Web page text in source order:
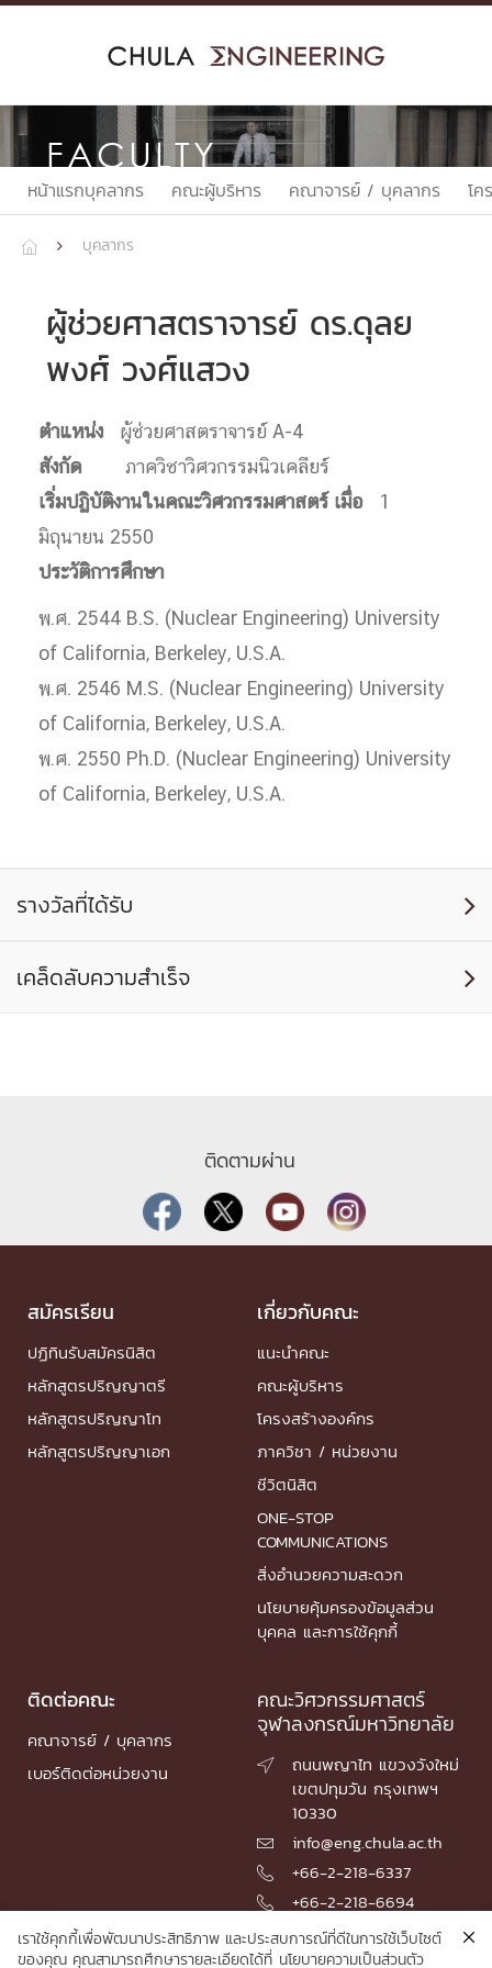
Skip
FACULTY
หน้าแรกบุคลากร คณะผู้บริหาร คณาจารย์ / บุคลากร โ
  บุคลากร
ผู้ช่วยศาสตราจารย์ ดร.ดุลย
พงศ์ วงศ์แสวง
ตำแหน่ง ผู้ช่วยศาสตราจารย์ A-4
สังกัด ภาควิชาวิศวกรรมนิวเคลียร์
เริ่มปฏิบัติงานในคณะวิศวกรรมศาสตร์ เมื่อ 1
มิถุนายน 2550
ประวัติการศึกษา
พ.ศ. 2544 B.S. (Nuclear Engineering) University
of California, Berkeley, U.S.A.
พ.ศ. 2546 M.S. (Nuclear Engineering) University
of California, Berkeley, U.S.A.
พ.ศ. 2550 Ph.D. (Nuclear Engineering) University
of California, Berkeley, U.S.A.
รางวัลที่ได้รับ 
เคล็ดลับความสำเร็จ 
ติดตามผ่าน
สมัครเรียน
ปฏิทินรับสมัครนิสิต
หลักสูตรปริญญาตรี
หลักสูตรปริญญาโท
หลักสูตรปริญญาเอก
เกี่ยวกับคณะ
แนะนำคณะ
คณะผู้บริหาร
โครงสร้างองค์กร
ภาควิชา / หน่วยงาน
ชีวิตนิสิต
ONE-STOP
COMMUNICATIONS
สิ่งอำนวยความสะดวก
นโยบายคุ้มครองข้อมูลส่วน
บุคคล และการใช้คุกกี้
ติดต่อคณะ
คณาจารย์ / บุคลากร
เบอร์ติดต่อหน่วยงาน
คณะวิศวกรรมศาสตร์
จุฬาลงกรณ์มหาวิทยาลัย

ถนนพญาไท แขวงวังใหม่
เขตปทุมวัน กรุงเทพฯ
10330
 info@eng.chula.ac.th
 +66-2-218-6337
 +66-2-218-6694
เราใช้คุกกี้เพื่อพัฒนาประสิทธิภาพ และประสบการณ์ที่ดีในการใช้เว็บไซต์
ของคุณ คุณสามารถศึกษารายละเอียดได้ที่ นโยบายความเป็นส่วนตัว